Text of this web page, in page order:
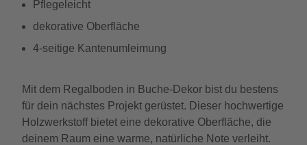
Pflegeleicht
dekorative Oberfläche
4-seitige Kantenumleimung
Mit dem Regalboden in Buche-Dekor bist du bestens
für dein nächstes Projekt gerüstet. Dieser hochwertige
Holzwerkstoff bietet eine dekorative Oberfläche, die
deinem Raum eine warme, natürliche Note verleiht.